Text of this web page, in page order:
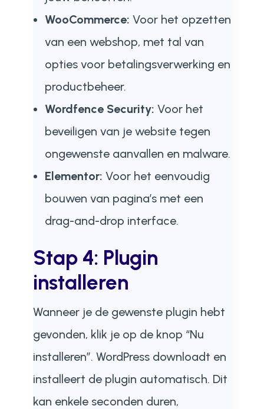
WooCommerce: Voor het opzetten
van een webshop, met tal van
opties voor betalingsverwerking en
productbeheer.
Wordfence Security: Voor het
beveiligen van je website tegen
ongewenste aanvallen en malware.
Elementor: Voor het eenvoudig
bouwen van pagina’s met een
drag-and-drop interface.
Stap 4: Plugin
installeren
Wanneer je de gewenste plugin hebt
gevonden, klik je op de knop “Nu
installeren”. WordPress downloadt en
installeert de plugin automatisch. Dit
kan enkele seconden duren,